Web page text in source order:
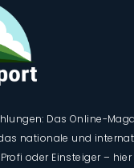
Das Online-
nationale und
oder Einsteiger –